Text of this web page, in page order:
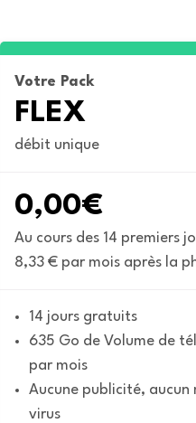
Votre Pack
FLEX
débit unique
0,00€
Au cours des 14 premiers
8,33 € par mois après la
14 jours gratuits
635 Go de Volume de
par mois
Aucune publicité, aucun
virus